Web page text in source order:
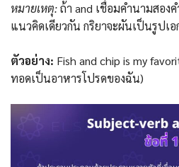
หมายเหตุ:ถ้า and เชื่อมคำนามสอง
แนวคิดเดียวกัน กริยาจะผันเป็นรูปเ
ตัวอย่าง: Fish and chip is my
ทอดเป็นอาหารโปรดของฉัน)